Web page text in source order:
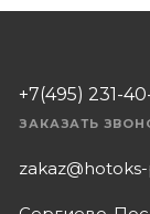
+7(495) 231-
ЗАКАЗАТЬ